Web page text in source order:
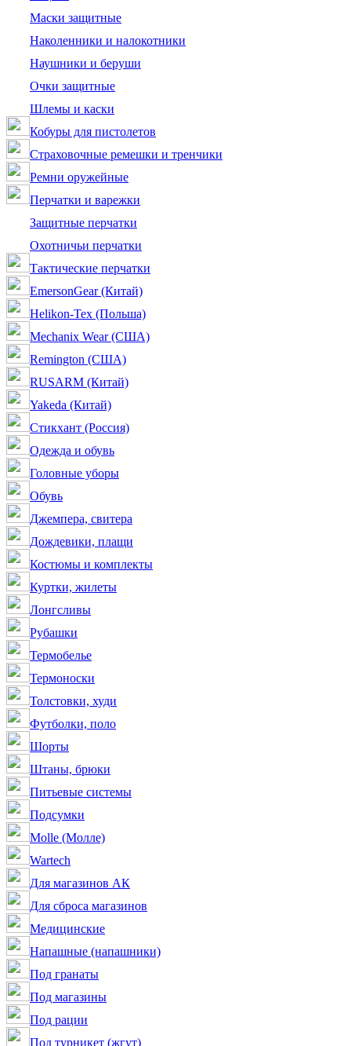
Маски защитные
Наколенники и налокотники
Наушники и беруши
Очки защитные
Шлемы и каски
Кобуры для пистолетов
Страховочные ремешки и тренчики
Ремни оружейные
Перчатки и варежки
Защитные перчатки
Охотничьи перчатки
Тактические перчатки
EmersonGear (Китай)
Helikon-Tex (Польша)
Mechanix Wear (США)
Remington (США)
RUSARM (Китай)
Yakeda (Китай)
Стикхант (Россия)
Одежда и обувь
Головные уборы
Обувь
Джемпера, свитера
Дождевики, плащи
Костюмы и комплекты
Куртки, жилеты
Лонгсливы
Рубашки
Термобелье
Термоноски
Толстовки, худи
Футболки, поло
Шорты
Штаны, брюки
Питьевые системы
Подсумки
Molle (Молле)
Wartech
Для магазинов АК
Для сброса магазинов
Медицинские
Напашные (напашники)
Под гранаты
Под магазины
Под рации
Под турникет (жгут)